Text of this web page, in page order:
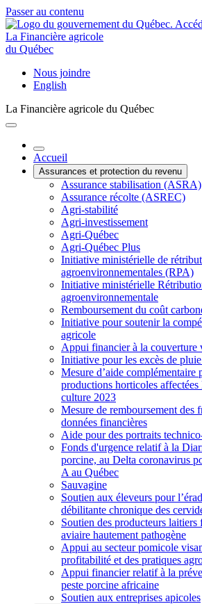
Passer au contenu
La Financière agricole
du Québec
Nous joindre
English
La Financière agricole du Québec
Accueil
Assurances et protection du revenu
Assurance stabilisation (ASRA)
Assurance récolte (ASREC)
Agri-stabilité
Agri-investissement
Agri-Québec
Agri-Québec Plus
Initiative ministérielle de
agroenvironnementales (RPA)
Initiative ministérielle
agroenvironnementale
Remboursement du coût
Initiative pour soutenir la
agricole
Appui financier à la couverture
Initiative pour les excès de
Mesure d’aide complémentaire
productions horticoles affectées
culture 2023
Mesure de remboursement des
données financières
Aide pour des portraits
Fonds d'urgence relatif à la
porcine, au Delta coronavirus
A au Québec
Sauvagine
Soutien aux éleveurs pour
débilitante chronique des
Soutien des producteurs laitiers
aviaire hautement pathogène
Appui au secteur pomicole
profitabilité et des pratiques
Appui financier relatif à la
peste porcine africaine
Soutien aux entreprises apicoles